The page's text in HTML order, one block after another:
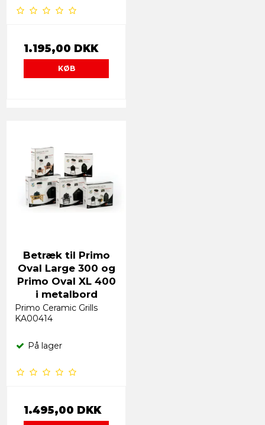
1.195,00 DKK
KØB
Betræk til Primo
Oval Large 300 og
Primo Oval XL 400
i metalbord
Primo Ceramic Grills
KA00414
På lager
1.495,00 DKK